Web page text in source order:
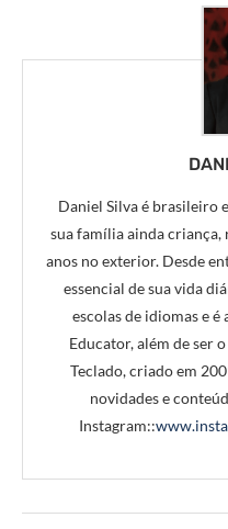
Daniel Silva é brasileiro
sua família ainda
anos no exterior. Desde
essencial de sua vida
escolas de idiomas e é
Educator, além de ser
Teclado, criado em
novidades e
Instagram::